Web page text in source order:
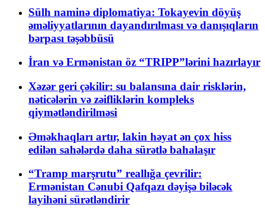
Sülh naminə diplomatiya: Tokayevin döyüş
əməliyyatlarının dayandırılması və danışıqların
bərpası təşəbbüsü
İran və Ermənistan öz “TRIPP”lərini hazırlayır
Xəzər geri çəkilir: su balansına dair risklərin,
nəticələrin və zəifliklərin kompleks
qiymətləndirilməsi
Əməkhaqları artır, lakin həyat ən çox hiss
edilən sahələrdə daha sürətlə bahalaşır
“Tramp marşrutu” reallığa çevrilir:
Ermənistan Cənubi Qafqazı dəyişə biləcək
layihəni sürətləndirir